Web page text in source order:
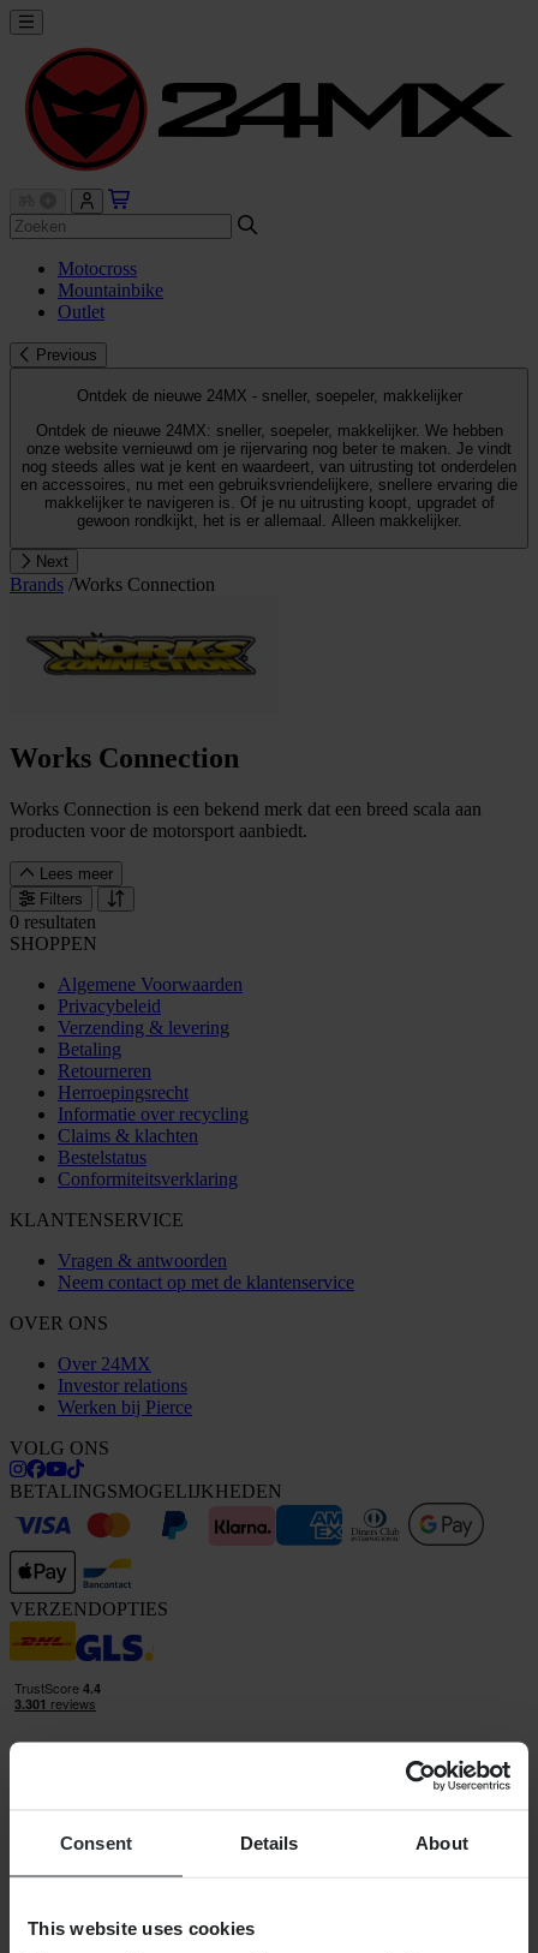
Consent Details About
This website uses cookies
Motocross
Mountainbike
Outlet
Previous
Ontdek de nieuwe 24MX - sneller, soepeler, makkelijker
Ontdek de nieuwe 24MX: sneller, soepeler, makkelijker. We hebben
onze website vernieuwd om je rijervaring nog beter te maken. Je vindt
nog steeds alles wat je kent en waardeert, van uitrusting tot onderdelen
en accessoires, nu met een gebruiksvriendelijkere, snellere ervaring die
makkelijker te navigeren is. Of je nu uitrusting koopt, upgradet of
gewoon rondkijkt, het is er allemaal. Alleen makkelijker.
Next
Brands /Works Connection
Works Connection
Works Connection is een bekend merk dat een breed scala aan
producten voor de motorsport aanbiedt.
Lees meer
Filters
0 resultaten
SHOPPEN
Algemene Voorwaarden
Privacybeleid
Verzending & levering
Betaling
Retourneren
Herroepingsrecht
Informatie over recycling
Claims & klachten
Bestelstatus
Conformiteitsverklaring
KLANTENSERVICE
Vragen & antwoorden
Neem contact op met de klantenservice
OVER ONS
Over 24MX
Investor relations
Werken bij Pierce
VOLG ONS
BETALINGSMOGELIJKHEDEN
VERZENDOPTIES
24MX is een onderdeel van Pierce Group AB
Gevolmachtigde vertegenwoordiger: Göran Dahlin